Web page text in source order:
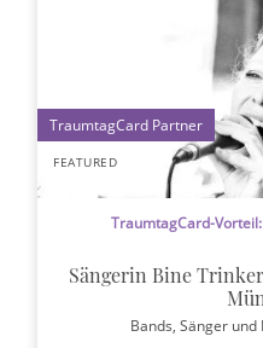
FEATURED
1
TraumtagCard-Vorteil:
Sängerin Bine
Bands, Sänger und